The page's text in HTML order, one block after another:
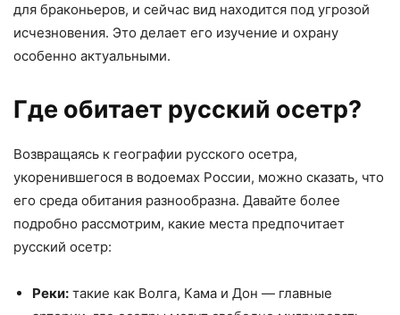
для браконьеров, и сейчас вид находится под угрозой
исчезновения. Это делает его изучение и охрану
особенно актуальными.
Где обитает русский осетр?
Возвращаясь к географии русского осетра,
укоренившегося в водоемах России, можно сказать, что
его среда обитания разнообразна. Давайте более
подробно рассмотрим, какие места предпочитает
русский осетр:
Реки: такие как Волга, Кама и Дон — главные